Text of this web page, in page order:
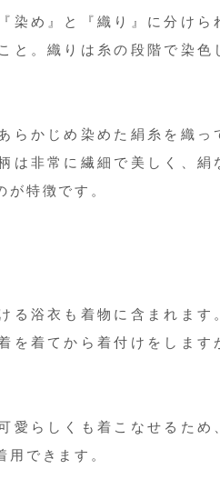
染め』と『織り』に分け
と。織りは糸の段階で染
らかじめ染めた絹糸を織
は非常に繊細で美しく、
が特徴です。
る浴衣も着物に含まれま
を着てから着付けをしま
愛らしくも着こなせるた
用できます。